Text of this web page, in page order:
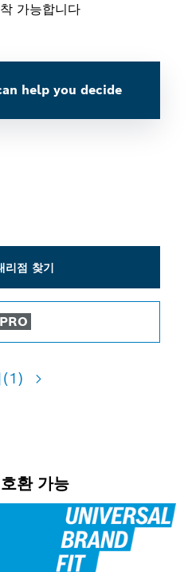
가능합니다
help you decide
리점 찾기
PRO
(1)
환 가능